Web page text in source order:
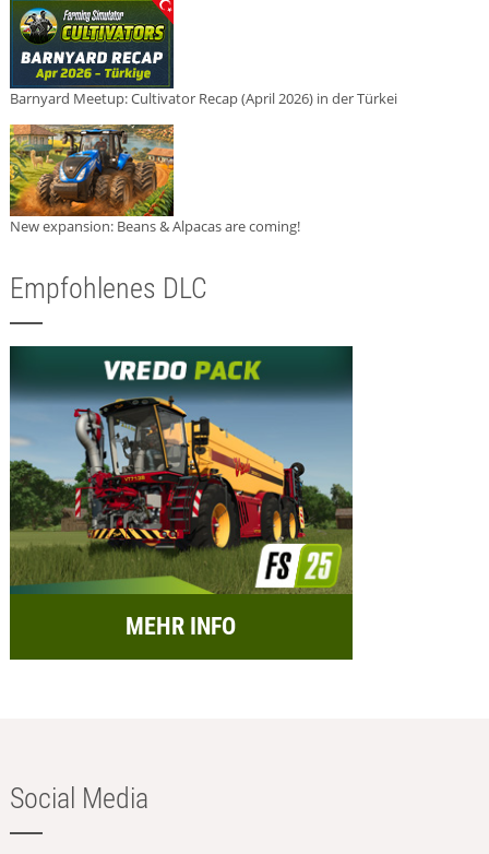
Barnyard Meetup: Cultivator Recap (April 2026) in der Türkei
New expansion: Beans & Alpacas are coming!
Empfohlenes DLC
MEHR INFO
Social Media